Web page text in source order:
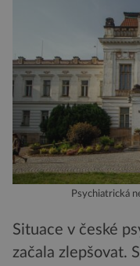
Psychiatrická
Situace v české
začala zlepšovat.